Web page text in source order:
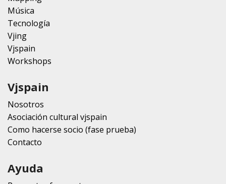
Música
Tecnología
Vjing
Vjspain
Workshops
Vjspain
Nosotros
Asociación cultural vjspain
Como hacerse socio (fase prueba)
Contacto
Ayuda